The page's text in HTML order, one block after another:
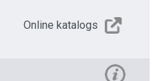
Online katalogs